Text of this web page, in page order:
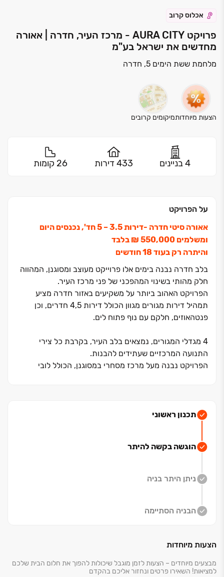
אכלוס קרוב
פרויקט AURA CITY - מרכז העיר, חדרה | אאורה
מחדשים את ישראל בע"מ
מלחמת ששת הימים 5, חדרה
הצעות מיוחדותמיקומים קרובים
4 בניינים 433 דירות 26 קומות
על הפרויקט
אאורה סיטי חדרה ‏-דירות 3.5 ‏– ‏5 חד', נכנסים היום
ומשלמים ‏550,000 ‏₪ בלבד
והיתרה רק בעוד ‏18 חודשים
בלב חדרה נבנה בימים אלו פרוייקט מעוצב ומסוגנן, המהווה
חלק מהותי בשינוי המהפכני של פני מרכז העיר.
הפרויקט האהוב ביותר על משקיעים באזור חדרה מציע
תמהיל דירות מגורים מגוון הכולל דירות ‏4,5 חדרים, וכן
פנטהאוזים, חלקם עם נוף פתוח לים.
‏4 מגדלי המגורים, נמצאים בלב העיר, בקרבת כל צירי
התנועה המרכזיים שעתידים להבנות.
הפרויקט נבנה מעל מרכז מסחרי במסוגנן, הכולל לובי
ההתפתחות המדהימה שהאזור עובר ומשתלב בהרמוניה עם
תכנון ראשוני
הוגשה בקשה להיתר
ניתן היתר בניה
הבניה הסתיימה
הצעות מיוחדות
מבצעים מיוחדים – הצעות לזמן מוגבל שיכולות להפוך את חלום הבית שלכם
למציאות! השאירו פרטים ונחזור אליכם בהקדם